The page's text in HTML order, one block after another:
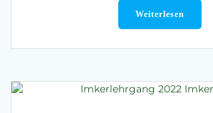
Weiterlesen